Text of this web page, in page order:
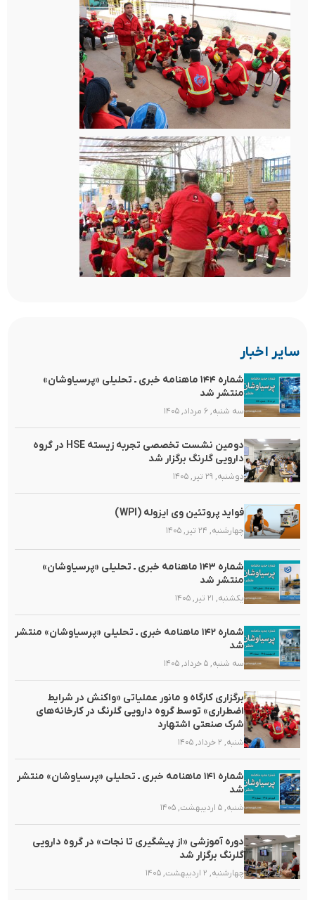
سایر اخبار
شماره ۱۴۴ ماهنامه خبری ـ تحلیلی «پرسیاوشان»
منتشر شد
سه شنبه, ۶ مرداد, ۱۴۰۵
دومین نشست تخصصی تجربه زیسته HSE در گروه
دارویی گلرنگ برگزار شد
دوشنبه, ۲۹ تیر, ۱۴۰۵
فواید پروتئین وی ایزوله (WPI)
چهارشنبه, ۲۴ تیر, ۱۴۰۵
شماره ۱۴۳ ماهنامه خبری ـ تحلیلی «پرسیاوشان»
منتشر شد
یکشنبه, ۲۱ تیر, ۱۴۰۵
شماره ۱۴۲ ماهنامه خبری ـ تحلیلی «پرسیاوشان» منتشر
شد
سه شنبه, ۵ خرداد, ۱۴۰۵
برگزاری کارگاه و مانور عملیاتی «واکنش در شرایط
اضطراری» توسط گروه دارویی گلرنگ در کارخانه‌های
شرک صنعتی اشتهارد
شنبه, ۲ خرداد, ۱۴۰۵
شماره ۱۴۱ ماهنامه خبری ـ تحلیلی «پرسیاوشان» منتشر
شد
شنبه, ۵ اردیبهشت, ۱۴۰۵
دوره آموزشی «از پیشگیری تا نجات» در گروه دارویی
گلرنگ برگزار شد
چهارشنبه, ۲ اردیبهشت, ۱۴۰۵